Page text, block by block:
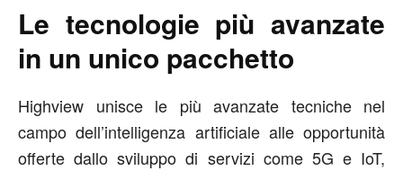
Le tecnologie più avanzate
in un unico pacchetto
Highview unisce le più avanzate tecniche nel
campo dell’intelligenza artificiale alle opportunità
offerte dallo sviluppo di servizi come 5G e IoT,